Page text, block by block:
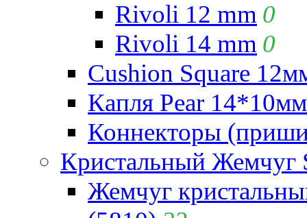
Rivoli 12 mm 0
Rivoli 14 mm 0
Cushion Square
Капля Pear
Коннекторы
Кристальный Жемчуг
Жемчуг